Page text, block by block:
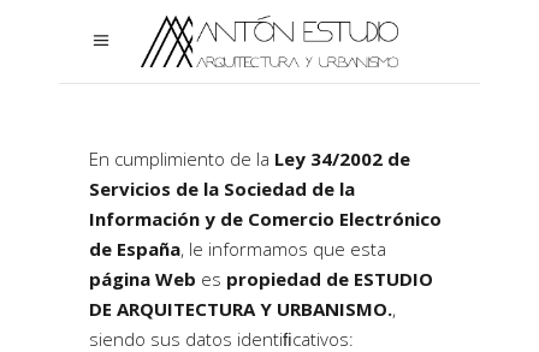
En cumplimiento de la Ley 34/2002 de
Servicios de la Sociedad de la
Información y de Comercio Electrónico
de España, le informamos que esta
página Web es propiedad de ESTUDIO
DE ARQUITECTURA Y URBANISMO.,
siendo sus datos identiﬁcativos: